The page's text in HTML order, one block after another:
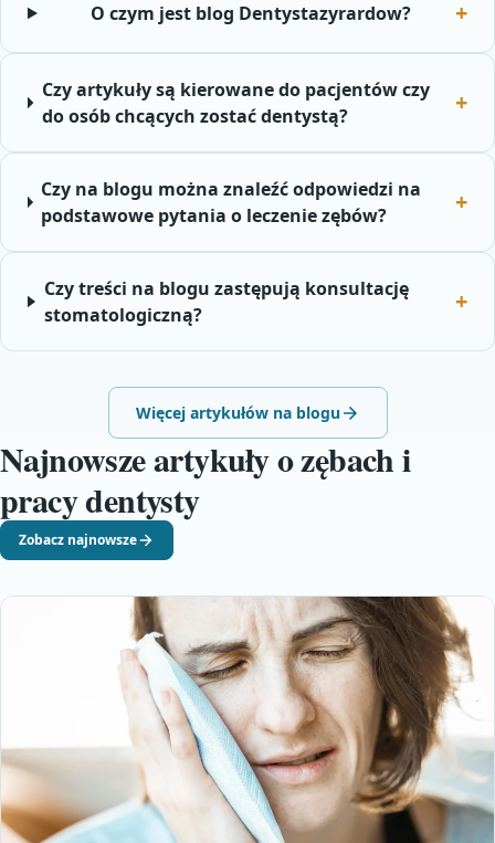
O czym jest blog Dentystazyrardow?
Czy artykuły są kierowane do pacjentów czy
do osób chcących zostać dentystą?
Czy na blogu można znaleźć odpowiedzi na
podstawowe pytania o leczenie zębów?
Czy treści na blogu zastępują konsultację
stomatologiczną?
Więcej artykułów na blogu
Najnowsze artykuły o zębach i
pracy dentysty
Zobacz najnowsze